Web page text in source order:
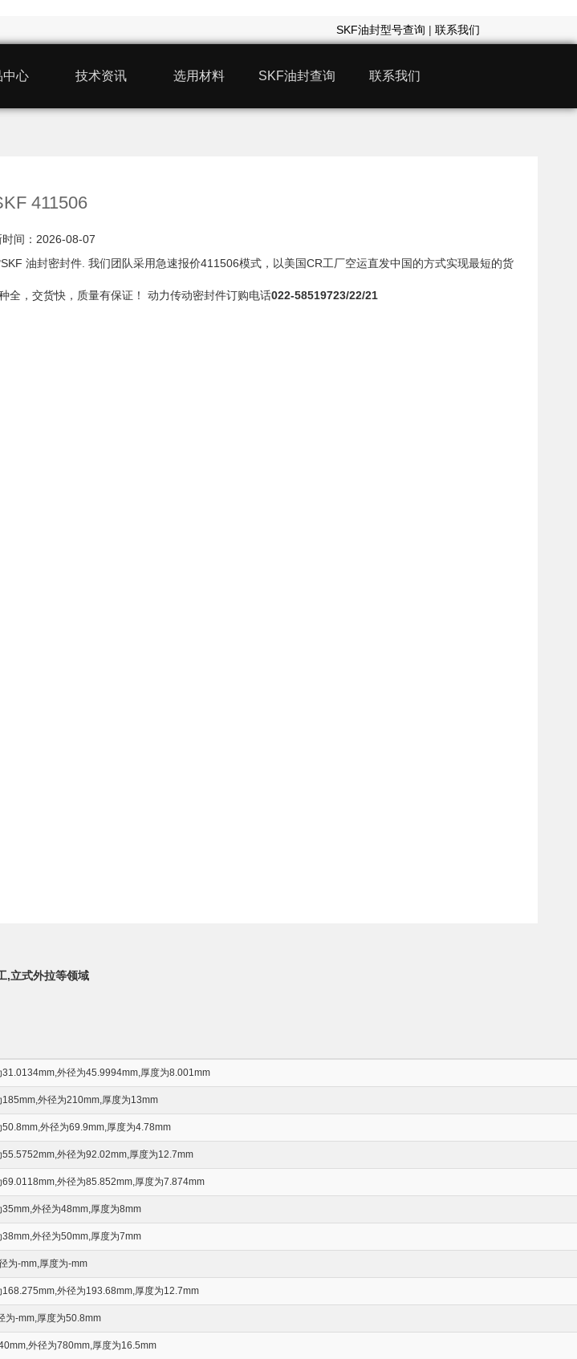
SKF油封型号查询 |联系我们
中心 技术资讯 选用材料 SKF油封查询 联系我们
411506
时间：2026-08-07
油封密封件. 我们团队采用急速报价411506模式，以美国CR工厂空运直发中国的方式实现最短的货
全，交货快，质量有保证！ 动力传动密封件订购电话022-58519723/22/21
,立式外拉等领域
外径为45.9994mm,厚度为8.001mm
外径为210mm,厚度为13mm
外径为69.9mm,厚度为4.78mm
外径为92.02mm,厚度为12.7mm
外径为85.852mm,厚度为7.874mm
外径为48mm,厚度为8mm
外径为50mm,厚度为7mm
为-mm,厚度为-mm
外径为193.68mm,厚度为12.7mm
为-mm,厚度为50.8mm
外径为780mm,厚度为16.5mm